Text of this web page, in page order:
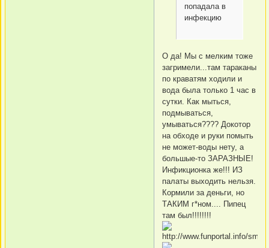
попадала в
инфекцию
О да! Мы с мелким тоже
загримели...там тараканы
по краватям ходили и
вода была только 1 час в
сутки. Как мыться,
подмываться,
умываться???? Докотор
на обходе и руки помыть
не может-воды нету, а
большые-то ЗАРАЗНЫЕ!
Инфикционка же!!! ИЗ
палаты выходить нельзя.
Кормили за деньги, но
ТАКИМ г*ном.... Пипец
там был!!!!!!!!